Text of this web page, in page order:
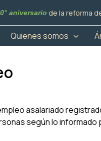
aniversario de la reforma
Quienes somos
asalariado
según lo informado